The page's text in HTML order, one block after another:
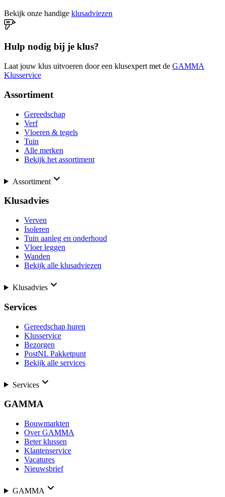
Bekijk onze handige klusadviezen
Hulp nodig bij je klus?
Laat jouw klus uitvoeren door een klusexpert met de GAMMA
Klusservice
Assortiment
Gereedschap
Verf
Vloeren & tegels
Tuin
Alle merken
Bekijk het assortiment
Assortiment
Klusadvies
Verven
Isoleren
Tuin aanleg en onderhoud
Vloer leggen
Wanden
Bekijk alle klusadviezen
Klusadvies
Services
Gereedschap huren
Klusservice
Bezorgen
PostNL Pakketpunt
Bekijk alle services
Services
GAMMA
Bouwmarkten
Over GAMMA
Beter klussen
Klantenservice
Vacatures
Nieuwsbrief
GAMMA